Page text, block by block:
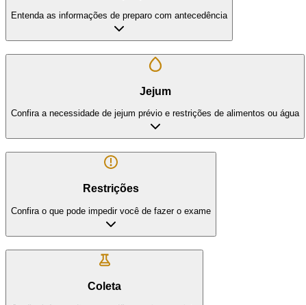
Entenda as informações de preparo com antecedência
Jejum
Confira a necessidade de jejum prévio e restrições de alimentos ou água
Restrições
Confira o que pode impedir você de fazer o exame
Coleta